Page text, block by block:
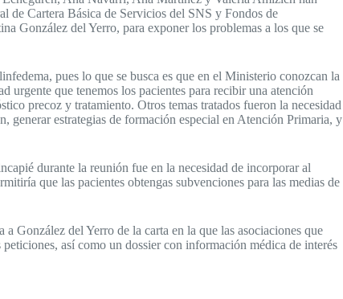
de Cartera Básica de Servicios del SNS y Fondos de
González del Yerro, para exponer los problemas a los que se
pues lo que se busca es que en el Ministerio conozcan la
urgente que tenemos los pacientes para recibir una atención
precoz y tratamiento. Otros temas tratados fueron la necesidad
generar estrategias de formación especial en Atención Primaria, y
durante la reunión fue en la necesidad de incorporar al
que las pacientes obtengas subvenciones para las medias de
González del Yerro de la carta en la que las asociaciones que
así como un dossier con información médica de interés